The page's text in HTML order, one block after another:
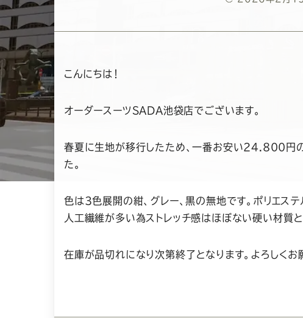
更
こんにちは！
オーダースーツSADA池袋店でございます。
春夏に生地が移行したため、一番お安い24.800円
た。
色は3色展開の紺、グレー、黒の無地です。ポリエス
人工繊維が多い為ストレッチ感はほぼない硬い材質と
在庫が品切れになり次第終了となります。よろしくお